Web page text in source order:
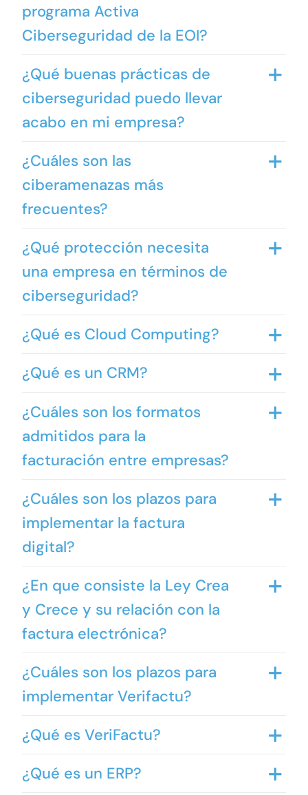
programa Activa
Ciberseguridad de la EOI?
¿Qué buenas prácticas de
ciberseguridad puedo llevar
acabo en mi empresa?
¿Cuáles son las
ciberamenazas más
frecuentes?
¿Qué protección necesita
una empresa en términos de
ciberseguridad?
¿Qué es Cloud Computing?
¿Qué es un CRM?
¿Cuáles son los formatos
admitidos para la
facturación entre empresas?
¿Cuáles son los plazos para
implementar la factura
digital?
¿En que consiste la Ley Crea
y Crece y su relación con la
factura electrónica?
¿Cuáles son los plazos para
implementar Verifactu?
¿Qué es VeriFactu?
¿Qué es un ERP?